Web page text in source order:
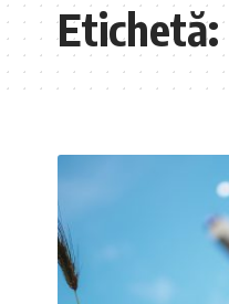
Etichetă: